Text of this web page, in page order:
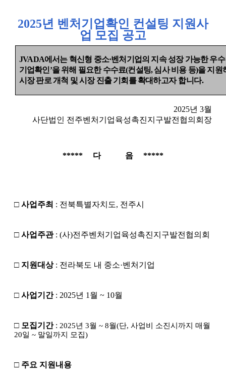
2025년 벤처기업확인 컨설팅 지원사
업 모집 공고
JVADA에서는 혁신형 중소·벤처기업의 지속 성장 가능한 우
기업확인’을 위해 필요한 수수료(컨설팅,심사 비용 등)을 지원
시장 판로 개척 및 시장 진출 기회를 확대하고자 합니다.
2025년 3월
사단법인 전주벤처기업육성촉진지구발전협의회장
***** 다 음 *****
□ 사업주최 : 전북특별자치도, 전주시
□ 사업주관 : (사)전주벤처기업육성촉진지구발전협의회
□ 지원대상 : 전라북도 내 중소·벤처기업
□ 사업기간 : 2025년 1 월 ~ 10월
□ 모집기간 : 2025년 3월 ~ 8월(단, 사업비 소진시까지 매월
20일 ~ 말일까지 모집)
□ 주요 지원내용